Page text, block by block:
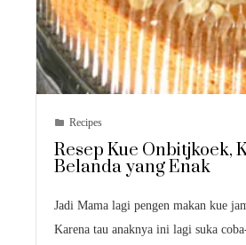
Recipes
Resep Kue Onbitjkoek,
Belanda yang Enak
Jadi Mama lagi pengen makan kue
Karena tau anaknya ini lagi suka